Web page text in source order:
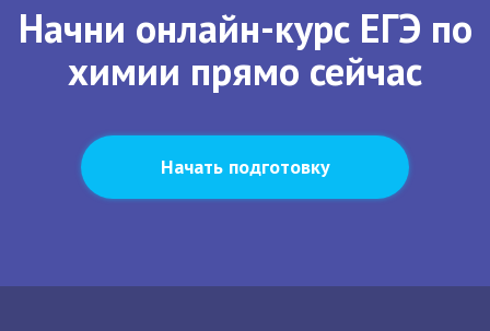
Начни онлайн-курс ЕГЭ по
химии прямо сейчас
Начать подготовку